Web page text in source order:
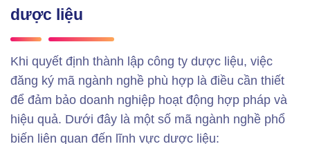
dược liệu
Khi quyết định thành lập công ty dược liệu, việc
đăng ký mã ngành nghề phù hợp là điều cần thiết
để đảm bảo doanh nghiệp hoạt động hợp pháp và
hiệu quả. Dưới đây là một số mã ngành nghề phổ
biến liên quan đến lĩnh vực dược liệu: